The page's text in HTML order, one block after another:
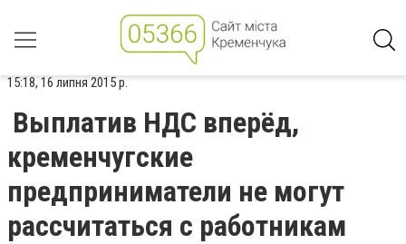
15:18, 16 липня 2015 р.
Выплатив НДС вперёд,
кременчугские
предприниматели не могут
рассчитаться с работникам